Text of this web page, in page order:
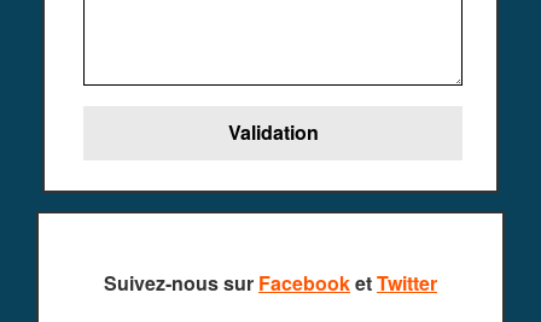
Suivez-nous sur FacebooketTwitter